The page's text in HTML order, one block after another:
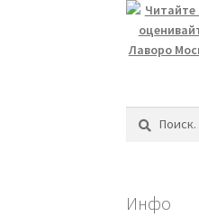
Найти:
Инфо